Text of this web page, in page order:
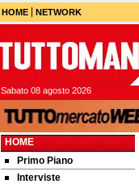
HOME NETWORK
Sabato 08 agosto 2026
HOME
Primo Piano
Interviste